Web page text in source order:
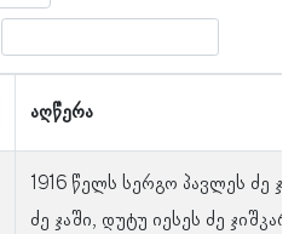
აღწერა
1916 წელს სერგო პავლეს ძე
ძე ჯაში, დუტუ იესეს ძე